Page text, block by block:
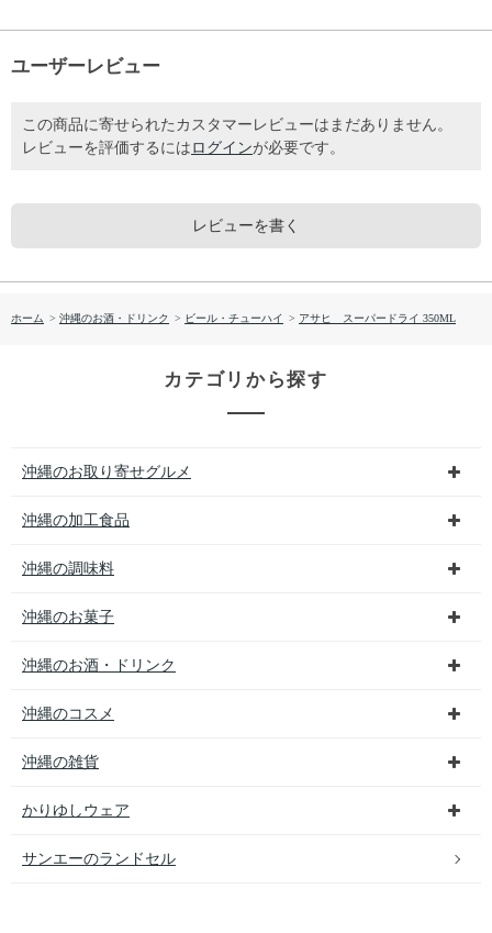
ユーザーレビュー
この商品に寄せられたカスタマーレビューはまだありません。
レビューを評価するには ログインが必要です。
レビューを書く
ホーム > 沖縄のお酒・ドリンク > ビール・チューハイ > アサヒ スーパードライ 350ML
カテゴリから探す
沖縄のお取り寄せグルメ
沖縄の加工食品
沖縄の調味料
沖縄のお菓子
沖縄のお酒・ドリンク
沖縄のコスメ
沖縄の雑貨
かりゆしウェア
サンエーのランドセル